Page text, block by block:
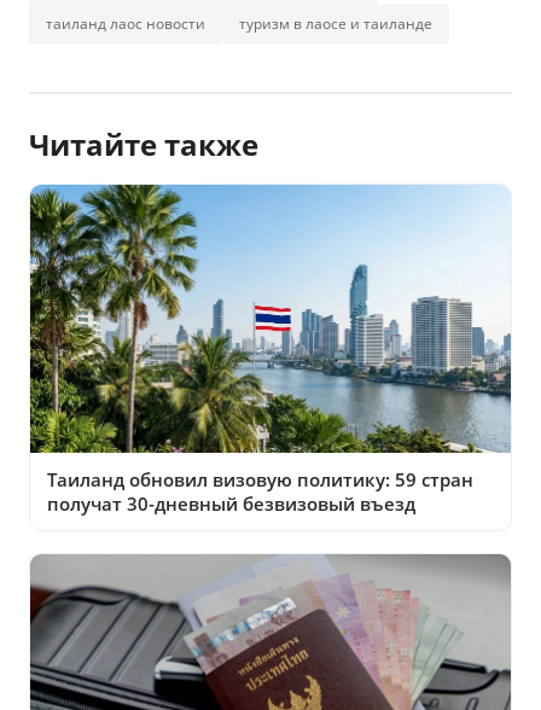
таиланд лаос новости
туризм в лаосе и таиланде
Читайте также
Таиланд обновил визовую политику: 59 стран
получат 30-дневный безвизовый въезд